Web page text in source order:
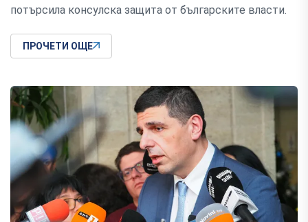
потърсила консулска защита от българските власти.
ПРОЧЕТИ ОЩЕ